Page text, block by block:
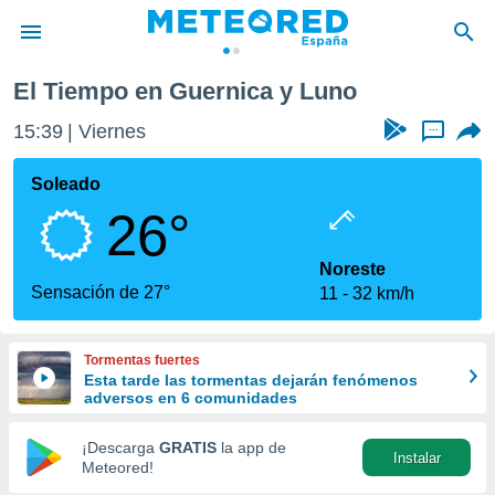
de
por
que se
calidad.
a este
las
y
forma
digital
basada
El Tiempo en Guernica y Luno
15:39 Viernes ...
Soleado
26°
Sensación de 27°
Noreste
11
32 km/h
Tormentas fuertes
Esta tarde las tormentas dejarán fenómenos
adversos en 6 comunidades
¡Descarga GRATIS la app de
Meteored!
Instalar